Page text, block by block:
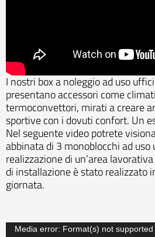
I nostri box a noleggio ad uso
presentano accessori come
termoconvettori, mirati a creare
sportive con i dovuti confort. Un
Nel seguente video potrete
abbinata di 3 monoblocchi ad
realizzazione di un’area
di installazione è stato realizzato
giornata.
Video
Media error: Format(s) not